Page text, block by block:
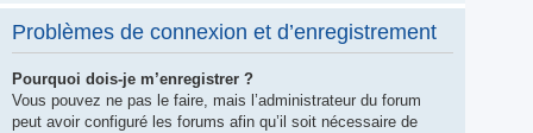
Problèmes de connexion et d’enregistrement
Pourquoi dois-je m’enregistrer ?
Vous pouvez ne pas le faire, mais l’administrateur du forum
peut avoir configuré les forums afin qu’il soit nécessaire de